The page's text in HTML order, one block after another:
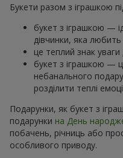
Букети разом з іграшкою
букет з іграшкою —
дівчинки, яка любить
це теплий знак уваги
букет з іграшкою —
небанального
розділити теплі
Подарунки, як букет з
подарунки на День
побачень, річниць або
особливого приводу.